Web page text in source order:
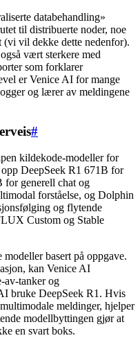
databehandling»
til distribuerte noder, noe
(vi vil dekke dette nedenfor).
vært sterkere med
som forklarer
er Venice AI for mange
og lærer av meldingene
#
kildekode-modeller for
DeepSeek R1 671B for
for generell chat og
forståelse, og Dolphin
og flytende
Custom og Stable
basert på oppgave.
kan Venice AI
av-tanker og
bruke DeepSeek R1. Hvis
meldinger, hjelper
modellbyttingen gjør at
en svart boks.